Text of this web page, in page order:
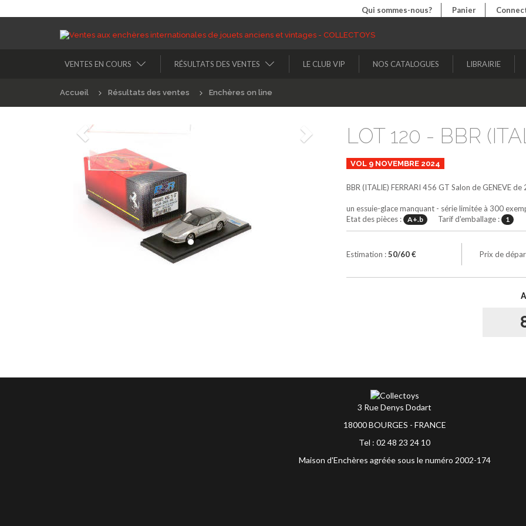
Qui sommes-nous? Panier
VENTES EN COURS RÉSULTATS DES VENTES LE CLUB VIP NOS CATALOGUES LIBRAIRIE
Accueil Résultats des ventes Enchères on line
Précédént Suivant LOT 120 - BBR
VOL 9 NOVEMBRE 2024
BBR (ITALIE) FERRARI 456 GT Salon de GENEVE de
un essuie-glace manquant - série limitée à 300
Etat des pièces :
A+.b Tarif d'emballage : 1
Estimation :50/60 € Prix de
3 Rue Denys Dodart
18000 BOURGES - FRANCE
Tel : 02 48 23 24 10
Maison d'Enchères agréée sous le numéro 2002-174